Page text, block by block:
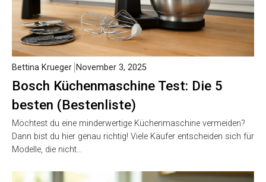
Bosch Küchenmaschine Test: Die 5
besten (Bestenliste)
Bettina Krueger November 3, 2025
Möchtest du eine minderwertige Küchenmaschine vermeiden?
Dann bist du hier genau richtig! Viele Käufer entscheiden sich für
Modelle, die nicht…